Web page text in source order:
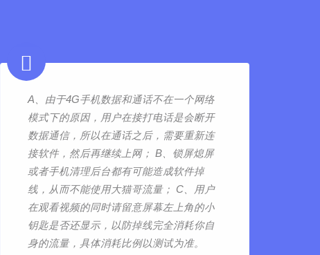
A、由于4G手机数据和通话不在一个网络
模式下的原因，用户在接打电话是会断开
数据通信，所以在通话之后，需要重新连
接软件，然后再继续上网； B、锁屏熄屏
或者手机清理后台都有可能造成软件掉
线，从而不能使用大猫哥流量； C、用户
在观看视频的同时请留意屏幕左上角的小
钥匙是否还显示，以防掉线完全消耗你自
身的流量，具体消耗比例以测试为准。